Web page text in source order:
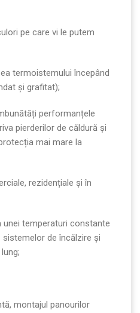
pe care vi le putem
termoistemului începând
și grafitat);
performanțele
pierderilor de căldură și
mai mare la
rezidențiale și în
unei temperaturi constante
de încălzire și
montajul panourilor